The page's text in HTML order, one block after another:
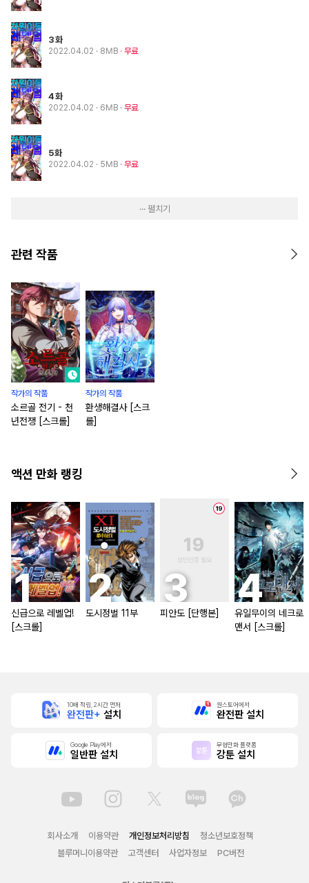
3화
2022.04.02 · 8MB 무료
4화
2022.04.02 · 6MB 무료
5화
2022.04.02 · 5MB 무료
··· 펼치기
관련 작품
작가의 작품
소르골 전기 - 천
년전쟁 [스크롤]
작가의 작품
환생해결사 [스크
롤]
액션 만화 랭킹
신급으로 레벨업!
[스크롤]
도시정벌 11부 피안도 [단행본]
유일무이의 네크로
맨서 [스크롤]
10배 적립, 2시간 먼저
완전판+ 설치
원스토어에서
완전판 설치
Google Play에서
일반판 설치
무협만화 플랫폼
강툰 설치
회사소개 이용약관 개인정보처리방침
청소년보호정책
블루머니이용약관
고객센터 사업자정보 PC버전